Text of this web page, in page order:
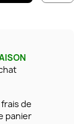
frais de
panier